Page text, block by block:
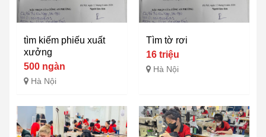
tìm kiếm phiếu xuất
xưởng
500 ngàn
Hà Nội
Tìm tờ rơi
16 triệu
Hà Nội